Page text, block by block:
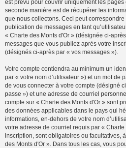
est prévu pour couvrir uniquement les
seconde manière est de récupérer les
que nous collectons. Ceci peut
publication de messages en tant
« Charte des Monts d'Or » (désignée ci-
messages que vous publiez après votre
(désignés ci-après par « vos messages »).
Votre compte contiendra au minimum un
par « votre nom d’utilisateur ») et un mot de
de vous connecter à votre compte (désigné
passe ») et une adresse de courriel
compte sur « Charte des Monts d'Or » sont
des données applicables dans le pays qui
informations, en-dehors de votre nom
votre adresse de courriel requis par «
inscription, sont obligatoires ou facultatives,
des Monts d'Or ». Dans tous les cas, vous